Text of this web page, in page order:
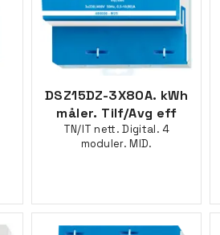
DSZ15DZ-3X80A. kWh
måler. Tilf/Avg eff
TN/IT nett. Digital. 4
moduler. MID.